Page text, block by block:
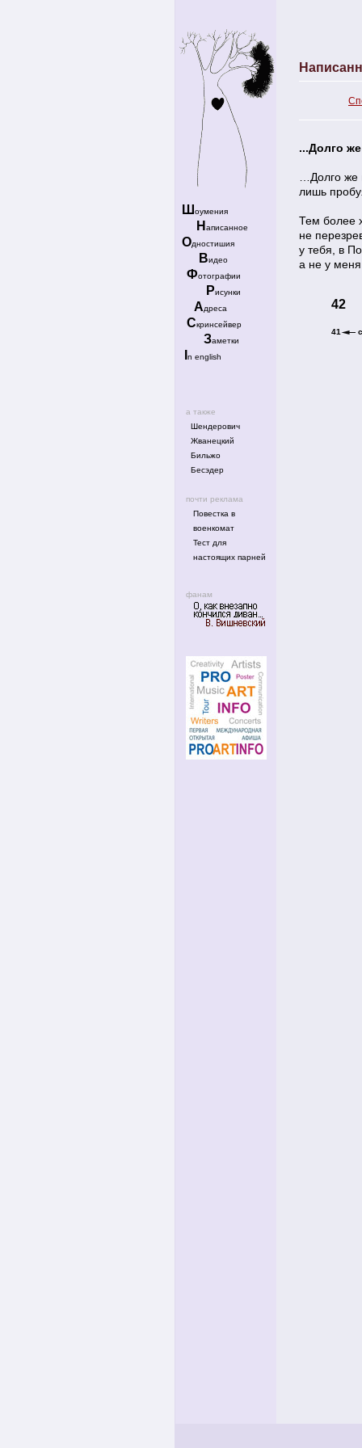
Ш оумения
Н аписанное
Одностишия
Видео
Фотографии
Рисунки
Адреса
Скринсейвер
Заметки
n english
а также
Шендерович
Жванецкий
Бильжо
Бесэдер
почти реклама
Повестка в
военкомат
Тест для
настоящих парней
фанам
...Долго
…Долго
лишь
Тем более
не
у тебя, в
а не у
42
41